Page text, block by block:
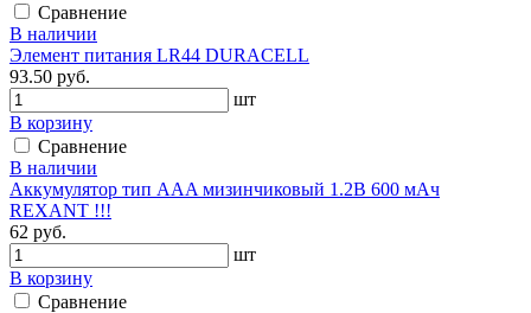
Сравнение
В наличии
Элемент питания LR44 DURACELL
93.50 руб.
шт
В корзину
Сравнение
В наличии
Аккумулятор тип AAA мизинчиковый 1.2В 600 мАч
REXANT !!!
62 руб.
шт
В корзину
Сравнение